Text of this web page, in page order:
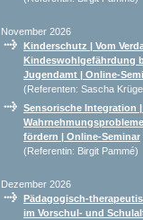
November 2026
Kinderschutz | Vom
Kindeswohlgefährdung
Jugendamt | Online-
(Referenten: Sascha
Sensorische Integration
fördern | Online-Seminar
(Referentin: Birgit Pammé)
Dezember 2026
Pädagogisch-
im Vorschul- und